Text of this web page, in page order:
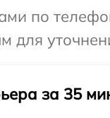
по
для
за 35